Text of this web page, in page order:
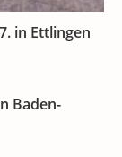
in Ettlingen
Baden-